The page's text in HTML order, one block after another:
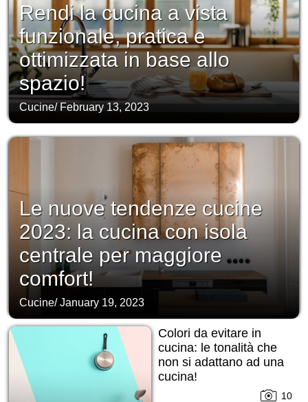
Rendi la cucina a vista
funzionale, pratica e
ottimizzata in base allo
spazio!
Cucine/ February 13, 2023
Le nuove tendenze cucine
2023: la cucina con isola
centrale per maggiore
comfort!
Cucine/January 19, 2023
Colori da evitare in
cucina: le tonalità che
non si adattano ad una
cucina!
10